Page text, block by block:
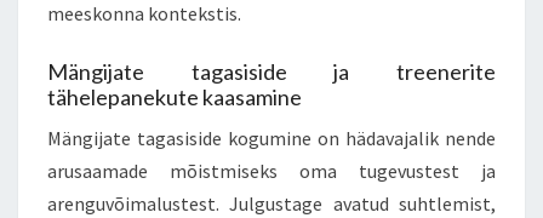
meeskonna kontekstis.
Mängijate tagasiside ja treenerite
tähelepanekute kaasamine
Mängijate tagasiside kogumine on hädavajalik nende
arusaamade mõistmiseks oma tugevustest ja
arenguvõimalustest. Julgustage avatud suhtlemist,